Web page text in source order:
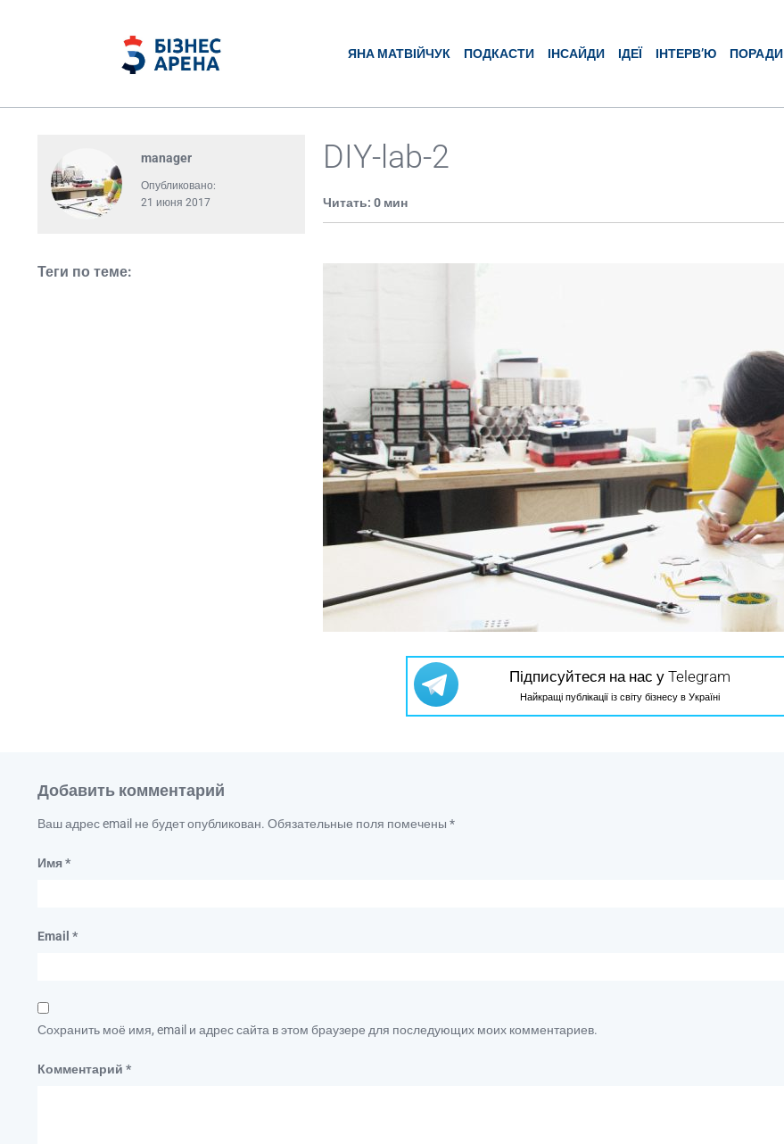
ЯНА МАТВІЙЧУК ПОДКАСТИ ІНСАЙДИ ІДЕЇ ІНТЕРВ’Ю ПОРАДИ
manager
Опубликовано:
21 июня 2017
Теги по теме:
DIY-lab-2
Читать: 0 мин
Підписуйтеся на нас у Telegram
Найкращі публікації із світу бізнесу в Україні
Добавить комментарий
Ваш адрес email не будет опубликован. Обязательные поля помечены *
Имя*
Email *
Сохранить моё имя, email и адрес сайта в этом браузере для последующих моих комментариев.
Комментарий *